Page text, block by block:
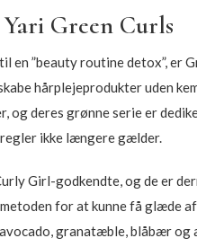
Green Curls
en ”beauty routine detox”,
hårplejeprodukter uden
og deres grønne serie er
regler ikke længere gælder.
Girl-godkendte, og de er
for at kunne få glæde
granatæble, blåbær